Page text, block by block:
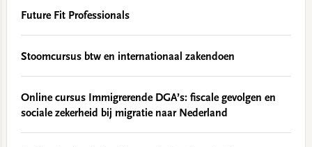
Future Fit Professionals
Stoomcursus btw en internationaal zakendoen
Online cursus Immigrerende DGA’s: fiscale gevolgen en
sociale zekerheid bij migratie naar Nederland